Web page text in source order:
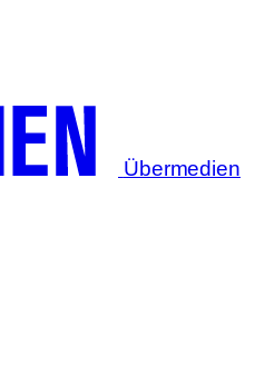
Übermedien